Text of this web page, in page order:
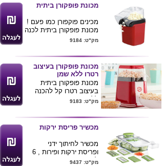
כאן
פלסטיק עמידים בחום
מתאימה לשימוש ביתי
170w
מידות : 23ס"מ/41ס"מ
מכונת פופקורן ביתית
מכינים פוקפורן כמו פעם !
מכונת פופקורן ביתית לכנה
מפתיתי תירס .
ניתן להדפיס לוגו ע"ג
המוצר
לרכישת מוצר
זה בכמויות
בודדות ומשלוח
עד הב
כאן
מק"ט: 9184
מכונת פופקורן בעיצוב
רטרו ללא שמן
מכונת פופקורן ביתית
בעיצוב רטרו קל להכנה
ללא שימוש בשמן .
לרכישת מוצר
זה בכמויות
עד הבית לחצ/י
כאן
מק"ט: 9183
מכשיר פריסת ירקות
מכשיר לחיתוך ידני
ופריסת ירקות ופירות , 6
להבים שונים , איכות
מק"ט: 9437